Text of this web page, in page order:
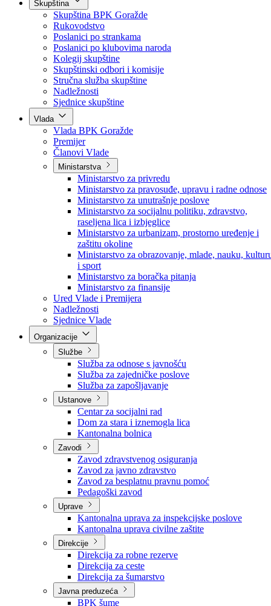
Informacije o gripi H1N1
Korona virus
Skupština
Skupština BPK Goražde
Rukovodstvo
Poslanici po strankama
Poslanici po klubovima naroda
Kolegij skupštine
Skupštinski odbori i komisije
Stručna služba skupštine
Nadležnosti
Sjednice skupštine
Vlada
Vlada BPK Goražde
Premijer
Članovi Vlade
Ministarstva
Ministarstvo za privredu
Ministarstvo za pravosuđe, upravu i radne odnose
Ministarstvo za unutrašnje poslove
Ministarstvo za socijalnu politiku, zdravstvo,
raseljena lica i izbjeglice
Ministarstvo za urbanizam, prostorno uređenje i
zaštitu okoline
Ministarstvo za obrazovanje, mlade, nauku,
i sport
Ministarstvo za boračka pitanja
Ministarstvo za finansije
Ured Vlade i Premijera
Nadležnosti
Sjednice Vlade
Službe
Služba za odnose s javnošću
Služba za zajedničke poslove
Služba za zapošljavanje
Ustanove
Centar za socijalni rad
Dom za stara i iznemogla lica
Kantonalna bolnica
Zavodi
Zavod zdravstvenog osiguranja
Zavod za javno zdravstvo
Zavod za besplatnu pravnu pomoć
Pedagoški zavod
Uprave
Kantonalna uprava za inspekcijske poslove
Kantonalna uprava civilne zaštite
Direkcije
Direkcija za robne rezerve
Direkcija za ceste